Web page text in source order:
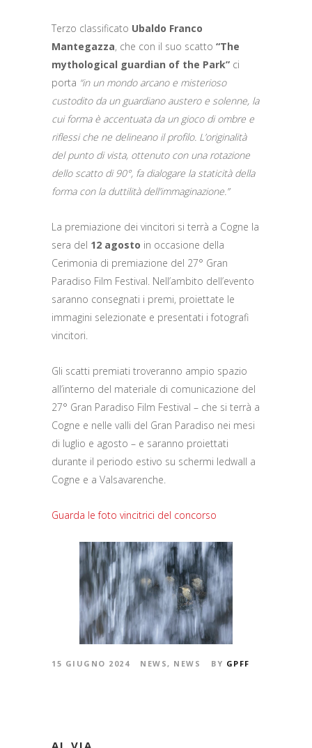
Terzo classificato Ubaldo Franco
Mantegazza, che con il suo scatto “The
mythological guardian of the Park” ci
porta “in un mondo arcano e misterioso
custodito da un guardiano austero e solenne, la
cui forma è accentuata da un gioco di ombre e
riflessi che ne delineano il profilo. L’originalità
del punto di vista, ottenuto con una rotazione
dello scatto di 90°, fa dialogare la staticità della
forma con la duttilità dell’immaginazione.”
La premiazione dei vincitori si terrà a Cogne la
sera del 12 agosto in occasione della
Cerimonia di premiazione del 27° Gran
Paradiso Film Festival. Nell’ambito dell’evento
saranno consegnati i premi, proiettate le
immagini selezionate e presentati i fotografi
vincitori.
Gli scatti premiati troveranno ampio spazio
all’interno del materiale di comunicazione del
27° Gran Paradiso Film Festival – che si terrà a
Cogne e nelle valli del Gran Paradiso nei mesi
di luglio e agosto – e saranno proiettati
durante il periodo estivo su schermi ledwall a
Cogne e a Valsavarenche.
Guarda le foto vincitrici del concorso
15 GIUGNO 2024 NEWS , NEWS BY GPFF
AL VIA